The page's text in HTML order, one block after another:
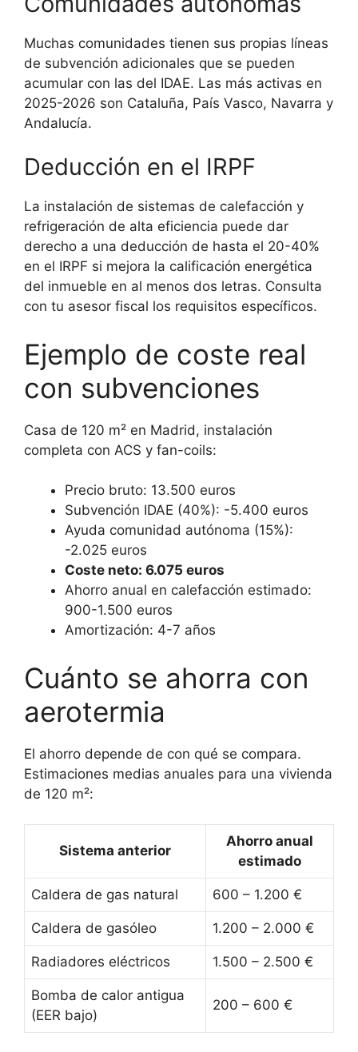
Muchas comunidades tienen sus propias líneas
de subvención adicionales que se pueden
acumular con las del IDAE. Las más activas en
2025-2026 son Cataluña, País Vasco, Navarra y
Andalucía.
Deducción en el IRPF
La instalación de sistemas de calefacción y
refrigeración de alta eficiencia puede dar
derecho a una deducción de hasta el 20-40%
en el IRPF si mejora la calificación energética
del inmueble en al menos dos letras. Consulta
con tu asesor fiscal los requisitos específicos.
Ejemplo de coste real
con subvenciones
Casa de 120 m² en Madrid, instalación
completa con ACS y fan-coils:
Precio bruto: 13.500 euros
Subvención IDAE (40%): -5.400 euros
Ayuda comunidad autónoma (15%):
-2.025 euros
Coste neto: 6.075 euros
Ahorro anual en calefacción estimado:
900-1.500 euros
Amortización: 4-7 años
Cuánto se ahorra con
aerotermia
El ahorro depende de con qué se compara.
Estimaciones medias anuales para una vivienda
de 120 m²:
Sistema anterior
Ahorro anual
estimado
Caldera de gas natural 600 – 1.200 €
Caldera de gasóleo 1.200 – 2.000 €
Radiadores eléctricos 1.500 – 2.500 €
Bomba de calor antigua
(EER bajo)
200 – 600 €